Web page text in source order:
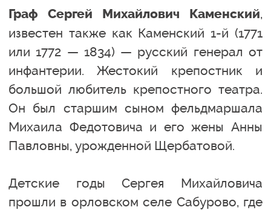
Граф Сергей Михайлович Каменский,
известен также как Каменский 1-й (1771
или 1772 — 1834) — русский генерал от
инфантерии. Жестокий крепостник и
большой любитель крепостного театра.
Он был старшим сыном фельдмаршала
Михаила Федотовича и его жены Анны
Павловны, урожденной Щербатовой.
Детские годы Сергея Михайловича
прошли в орловском селе Сабурово, где